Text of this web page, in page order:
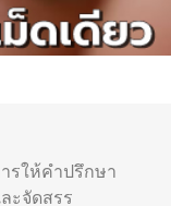
รให้คำปรึกษา
ะจัดสรร